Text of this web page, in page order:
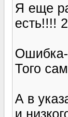
Я еще
есть!!!!
Ошибка-
Того
А в
и